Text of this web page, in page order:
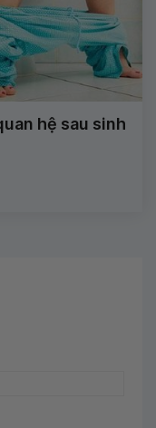
hệ sau sinh